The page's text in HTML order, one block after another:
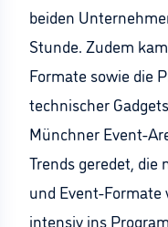
beiden
Stunde. Zudem
Formate sowie die
technischer
Münchner Event-
Trends geredet,
und Event-
intensiv ins